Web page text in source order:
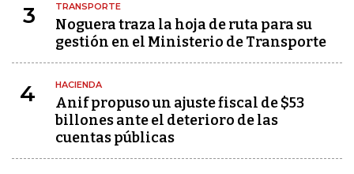
3 TRANSPORTE
Noguera traza la hoja de ruta para su
gestión en el Ministerio de Transporte
4 HACIENDA
Anif propuso un ajuste fiscal de $53
billones ante el deterioro de las
cuentas públicas